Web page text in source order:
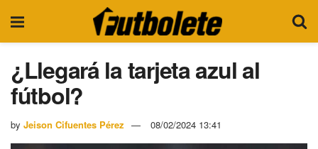
¿Llegará la tarjeta azul al
fútbol?
by Jeison Cifuentes Pérez 08/02/2024 13:41